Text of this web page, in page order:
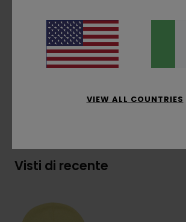
posizionamento, taglia unica
Composizione[Tessuto principale]
riciclato, 30% acrilico
Visti di recente
VIEW ALL COUNTRIES